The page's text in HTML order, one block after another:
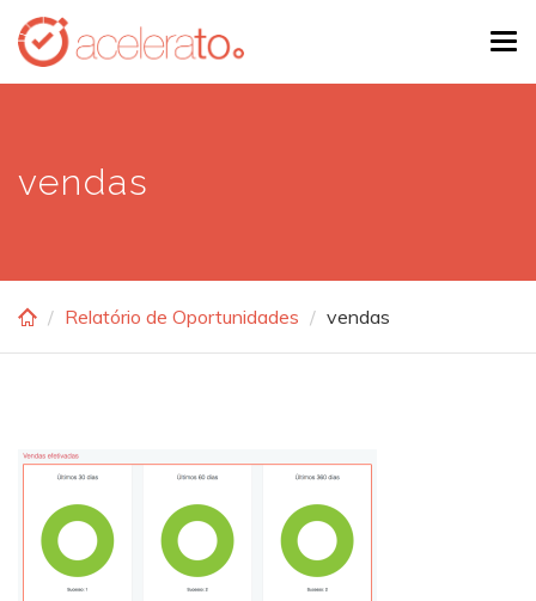
Skip
main
vendas
Relatório de Oportunidades vendas